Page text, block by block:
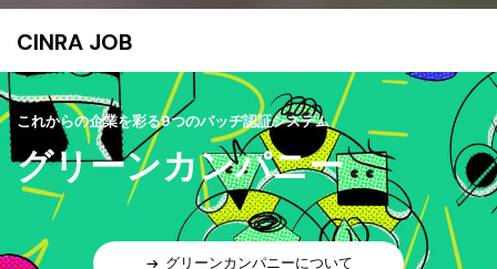
CINRA JOB
これからの企業を彩る9つのバッヂ認証システム
グリーンカンパニー
グリーンカンパニーについて